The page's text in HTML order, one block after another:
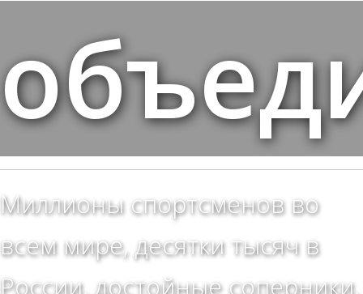
Миллионы спортсменов во
всем мире, десятки тысяч в
России, достойные соперники,